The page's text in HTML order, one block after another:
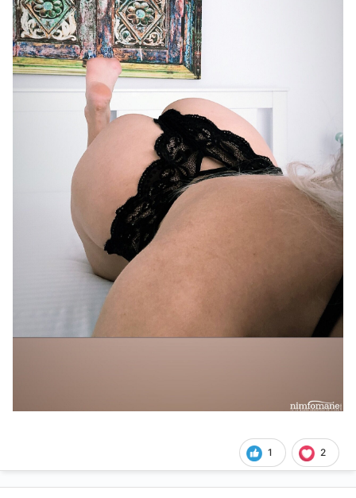
nu am mai apucat. Nu este problemă, am să mai revin.
Mi-a plăcut mult de ea, este (după gusturile mele) o fată
foarte frumoasă! Aștept să se mai încălzească afară și
eventual să văd cum mă pot organiza să o vizitez ceva
mai repejor... ca și oră în noapte mă refer. Iarna este și frig
afară și se întunecă și devreme.
1 2